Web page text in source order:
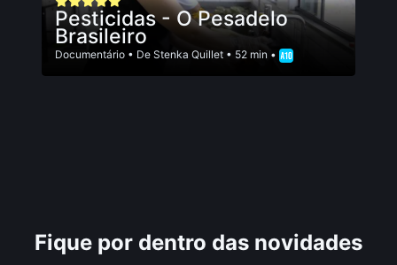
Pesticidas - O Pesadelo
Brasileiro
Documentário • De Stenka Quillet • 52 min •
Fique por dentro das novidades